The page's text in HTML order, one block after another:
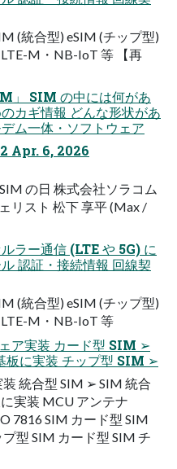
(統合型) eSIM (チップ型)
M・NB-IoT 等 【再
」 SIM の中には何があ
カギ情報 どんな形状があ
ム一体・ソフトウェア
Apr. 6, 2026
の日 株式会社ソラコム
リスト 松下 享平 (Max /
ラー通信 (LTE や 5G) に
認証・接続情報 回線契
(統合型) eSIM (チップ型)
LTE-M・NB-IoT 等
ア実装 カード型 SIM ➢
板に実装 チップ型 SIM ➢
統合型 SIM ➢ SIM 統合
実装 MCU アンテナ
7816 SIM カード型 SIM
型 SIM カード型 SIM チ